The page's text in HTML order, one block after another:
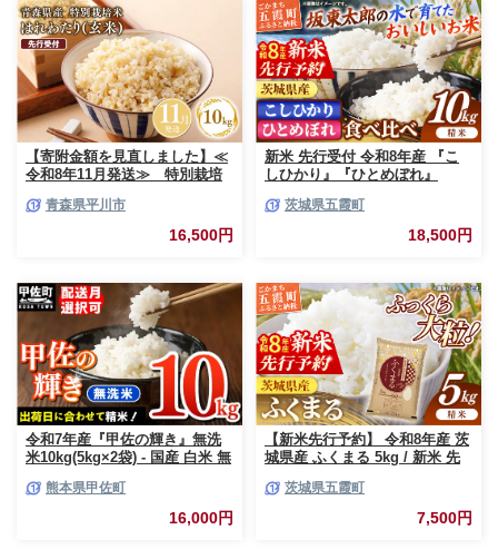
【寄附金額を見直しました】≪
令和8年11月発送≫ 特別栽培
県 平川市】
青森県平川市
16,500円
新米 先行受付 令和8年産 『こ
しひかり』『ひとめぼれ』
白米 コメ こめ 食べ比べセット
コシヒカリ ひとめぼれ 先行予
約 2026年 人気 家計応援 単一米
茨城県五霞町
18,500円
令和7年産『甲佐の輝き』無洗
米10kg(5kg×2袋) - 国産 白米 無
米 訳あり 厳選 マイスター 生活
応援 ひのひかり 森のくまさん
おすすめ 熊本県 甲佐町【価格
熊本県甲佐町
16,000円
【新米先行予約】 令和8年産 茨
城県産 ふくまる 5kg / 新米 先
精米 特A米 特A 特A評価 旨味
安心 美味しい 茨城県 五霞町
茨城県五霞町
7,500円